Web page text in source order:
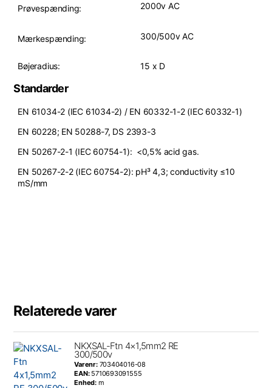
Prøvespænding: 2000v AC
Mærkespænding: 300/500v AC
Bøjeradius: 15 x D
Standarder
EN 61034-2 (IEC 61034-2) / EN 60332-1-2 (IEC 60332-1)
EN 60228; EN 50288-7, DS 2393-3
EN 50267-2-1 (IEC 60754-1): <0,5% acid gas.
EN 50267-2-2 (IEC 60754-2): pH³ 4,3; conductivity ≤10
mS/mm
Relaterede varer
NKXSAL-Ftn 4×1,5mm2 RE
300/500v
Varenr: 703404016-08
EAN: 5710693091555
Enhed: m